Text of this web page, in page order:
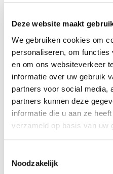
Deze website maakt
We gebruiken cookies om
personaliseren, om
en om ons websiteverkeer
informatie over uw gebruik
partners voor social media,
partners kunnen deze
informatie die u aan ze
verzameld op basis van uw
Noodzakelijk
x ALLE FILTERS HERSTELLEN
tijd
vr 18:00 - 21:00
student: